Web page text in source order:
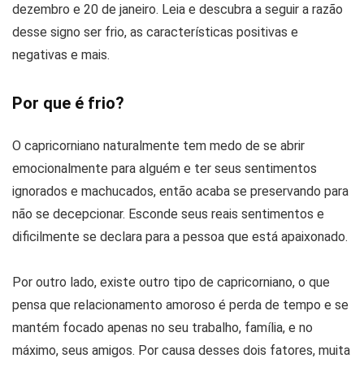
dezembro e 20 de janeiro. Leia e descubra a seguir a razão
desse signo ser frio, as características positivas e
negativas e mais.
Por que é frio?
O capricorniano naturalmente tem medo de se abrir
emocionalmente para alguém e ter seus sentimentos
ignorados e machucados, então acaba se preservando para
não se decepcionar. Esconde seus reais sentimentos e
dificilmente se declara para a pessoa que está apaixonado.
Por outro lado, existe outro tipo de capricorniano, o que
pensa que relacionamento amoroso é perda de tempo e se
mantém focado apenas no seu trabalho, família, e no
máximo, seus amigos. Por causa desses dois fatores, muita